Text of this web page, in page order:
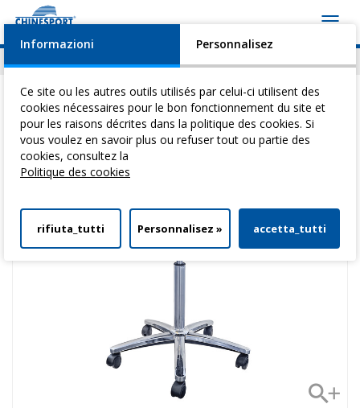
Actualités Evénements Video Download
Vous êtes ici: Home>Tables Pour ThéRapie>Tabourets> Tabouret
Ines
Informazioni Personnalisez
Ce site ou les autres outils utilisés par celui-ci utilisent des
cookies nécessaires pour le bon fonctionnement du site et
pour les raisons décrites dans la politique des cookies. Si
vous voulez en savoir plus ou refuser tout ou partie des
cookies, consultez la
Politique des cookies
rifiuta_tutti Personnalisez » accetta_tutti